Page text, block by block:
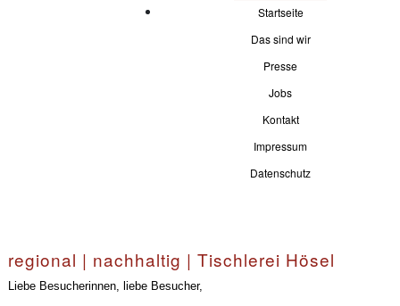
Startseite
Das sind wir
Presse
Jobs
Kontakt
Impressum
Datenschutz
regional | nachhaltig | Tischlerei Hösel
Liebe Besucherinnen, liebe Besucher,